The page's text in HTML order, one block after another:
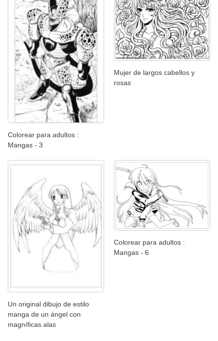
Colorear para adultos :
Mangas - 3
Mujer de largos cabellos y
rosas
Un original dibujo de estilo
manga de un ángel con
magníficas alas
Colorear para adultos :
Mangas - 6